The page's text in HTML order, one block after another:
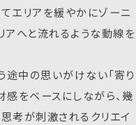
エリアを緩やかにゾーニ
アへと流れるような動線を
途中の思いがけない「寄り
感をベースにしながら、幾
考が刺激されるクリエイ